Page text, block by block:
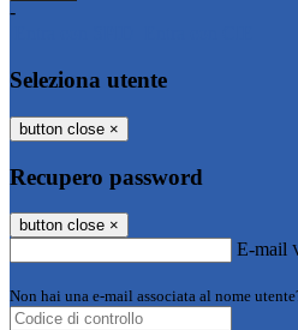
-
Seleziona utente
button close ×
Recupero password
button close ×
E-mail
Non hai una e-mail associata al nome